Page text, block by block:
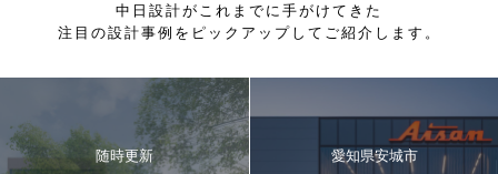
中日設計がこれまでに手がけてきた
注目の設計事例をピックアップしてご紹介します。
随時更新 愛知県安城市